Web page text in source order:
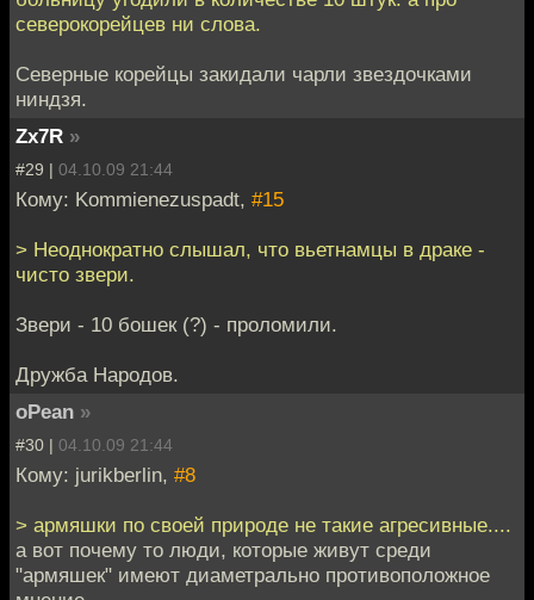
северокорейцев ни слова.
Северные корейцы закидали чарли звездочками
ниндзя.
Zx7R »
#29 | 04.10.09 21:44
Кому: Kommienezuspadt, #15
> Неоднократно слышал, что вьетнамцы в драке -
чисто звери.
Звери - 10 бошек (?) - проломили.
Дружба Народов.
oPean »
#30 | 04.10.09 21:44
Кому: jurikberlin, #8
> армяшки по своей природе не такие агресивные....
а вот почему то люди, которые живут среди
"армяшек" имеют диаметрально противоположное